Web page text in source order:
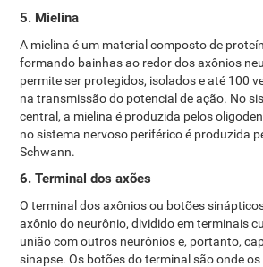
5. Mielina
A mielina é um material composto de
formando bainhas ao redor dos axônios
permite ser protegidos, isolados e até 100
na transmissão do potencial de ação. No
central, a mielina é produzida pelos
no sistema nervoso periférico é produzida
Schwann.
6. Terminal dos axões
O terminal dos axônios ou botões
axônio do neurônio, dividido em terminais
união com outros neurônios e, portanto,
sinapse. Os botões do terminal são onde